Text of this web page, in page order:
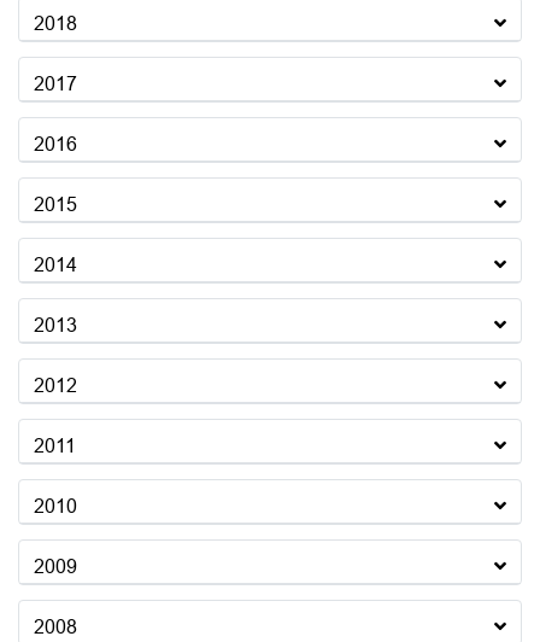
2018
2017
2016
2015
2014
2013
2012
2011
2010
2009
2008